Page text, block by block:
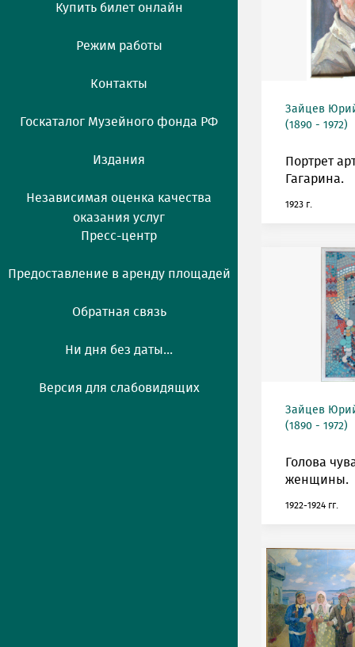
Купить билет онлайн
Режим работы
Контакты
Госкаталог Музейного фонда РФ
Издания
Независимая оценка качества
оказания услуг
Пресс-центр
Предоставление в аренду площадей
Обратная связь
Ни дня без даты...
Версия для слабовидящих
Зайцев
(1890 - 1972)
Портрет
Гагарина.
1923 г.
Зайцев
(1890 - 1972)
Голова
женщины.
1922-1924 гг.